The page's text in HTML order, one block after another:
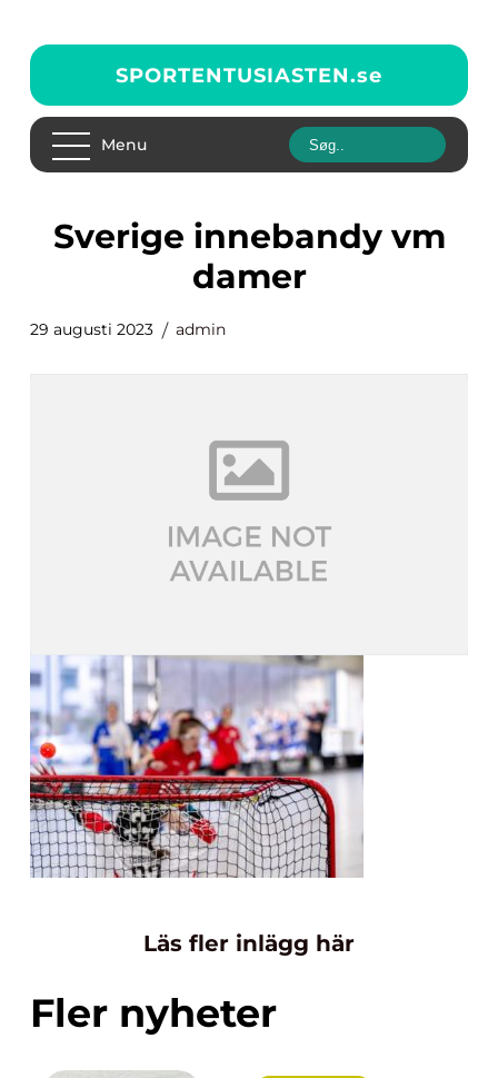
SPORTENTUSIASTEN.se
Menu
sverige innebandy vm
damer
29 augusti 2023 admin
Läs fler inlägg här
Fler nyheter